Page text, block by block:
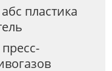
пластика